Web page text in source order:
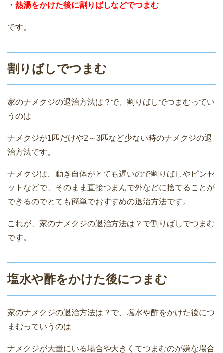
・ 熱湯をかけた後に割りばしなどでつまむ
です。
割りばしでつまむ
家のナメクジの退治方法は？で、割りばしでつまむってい
うのは
ナメクジが1匹だけや2～3匹など少ない時のナメクジの退
治方法です。
ナメクジは、動き自体がとても遅いので割りばしやピンセ
ットなどで、そのまま直接つまんで外などに捨てることが
できるのでとても簡単でおすすめの退治方法です。
これが、家のナメクジの退治方法は？で割りばしでつまむ
です。
塩水や酢をかけた後につまむ
家のナメクジの退治方法は？で、塩水や酢をかけた後につ
まむっていうのは
ナメクジが大量にいる場合や大きくてつまむのが嫌な場合